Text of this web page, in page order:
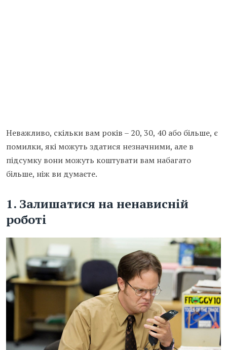
Неважливо, скільки вам років – 20, 30, 40 або більше, є
помилки, які можуть здатися незначними, але в
підсумку вони можуть коштувати вам набагато
більше, ніж ви думаєте.
1. Залишатися на ненависній
роботі